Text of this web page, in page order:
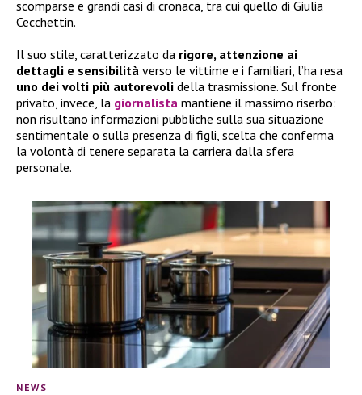
scomparse e grandi casi di cronaca, tra cui quello di Giulia
Cecchettin.
Il suo stile, caratterizzato da rigore, attenzione ai
dettagli e sensibilità verso le vittime e i familiari, l’ha resa
uno dei volti più autorevoli della trasmissione. Sul fronte
privato, invece, la giornalista mantiene il massimo riserbo:
non risultano informazioni pubbliche sulla sua situazione
sentimentale o sulla presenza di figli, scelta che conferma
la volontà di tenere separata la carriera dalla sfera
personale.
NEWS